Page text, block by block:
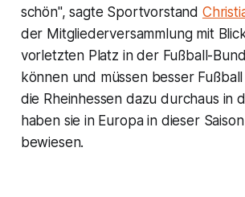
schön", sagte Sportvorstand
der Mitgliederversammlung mit
vorletzten Platz in der Fußball-
können und müssen besser Fußball
die Rheinhessen dazu durchaus in
haben sie in Europa in dieser
bewiesen.